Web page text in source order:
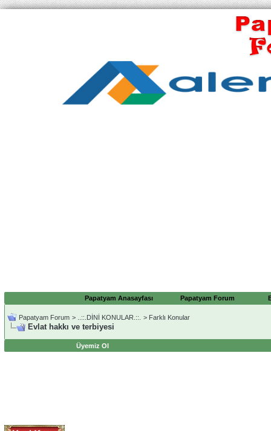
Papatyam Anasayfası Papatyam Forum
Papatyam Forum > ..::.DİNİ KONULAR.::. > Farklı Konular
Evlat hakkı ve terbiyesi
Üyemiz Ol